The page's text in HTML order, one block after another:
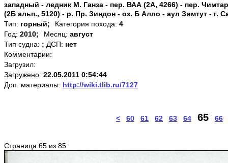
западный - ледник М. Ганза - пер. ВАА (2А, 4266) - пер.
(2Б альп., 5120) - р. Пр. Зиндон - оз. Б Алло - аул Зимтут - г.
Тип: горный; Категория похода: 4
Год: 2010; Месяц: август
Тип судна: ; ДСП: нет
Комментарии:
Загрузил:
Загружено: 22.05.2011 0:54:44
Доп. материалы: http://wiki.tlib.ru/7127
< 60 61 62 63 64 65 66
Страница 65 из 85